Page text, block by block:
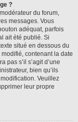
?
du forum,
messages. Vous
adéquat, parfois
ait été publié. Si
situé en dessous du
contenant la date
pas s’il s’agit d’une
bien qu’ils
Veuillez
leur propre